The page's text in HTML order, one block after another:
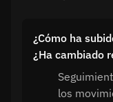
¿Cómo ha
¿Ha cambiado
los